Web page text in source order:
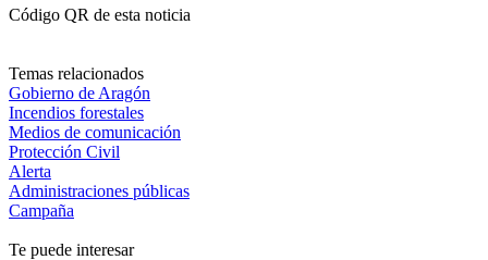
Código QR de esta noticia
Temas relacionados
Gobierno de Aragón
Incendios forestales
Medios de comunicación
Protección Civil
Alerta
Administraciones públicas
Campaña
Te puede interesar